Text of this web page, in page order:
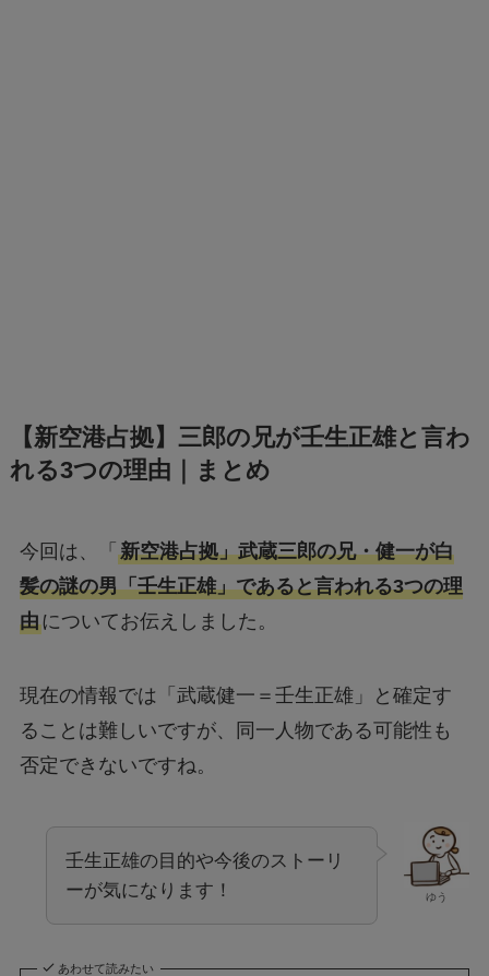
【新空港占拠】三郎の兄が壬生正雄と言わ
れる3つの理由｜まとめ
今回は、「 新空港占拠」武蔵三郎の兄・健一が白
髪の謎の男「壬生正雄」であると言われる3つの理
由についてお伝えしました。
現在の情報では「武蔵健一＝壬生正雄」と確定す
ることは難しいですが、同一人物である可能性も
否定できないですね。
ゆう
壬生正雄の目的や今後のストーリ
ーが気になります！
あわせて読みたい